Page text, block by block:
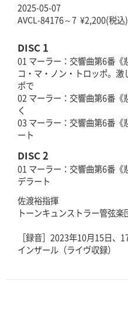
2025-05-07
AVCL-84176～7 ¥2,200(税込)
DISC 1
01 マーラー：交響曲第6番
コ・マ・ノン・トロッポ。
ポで
02 マーラー：交響曲第6番
く
03 マーラー：交響曲第6番
ート
DISC 2
01 マーラー：交響曲第6番
デラート
佐渡裕指揮
トーンキュンストラー管弦楽
［録音］2023年10月15日
インザール（ライヴ収録）